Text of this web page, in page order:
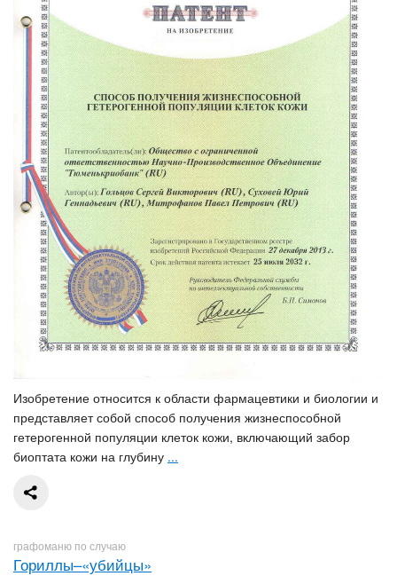
Изобретение относится к области фармацевтики и биологии и
представляет собой способ получения жизнеспособной
гетерогенной популяции клеток кожи, включающий забор
биоптата кожи на глубину ...
графоманю по случаю
Гориллы–«убийцы»